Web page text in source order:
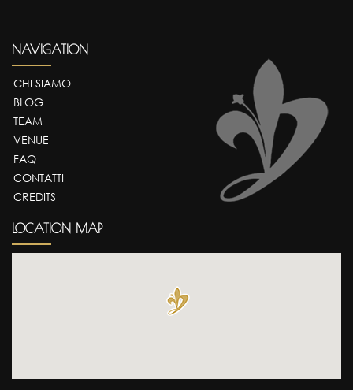
NAVIGATION
CHI SIAMO
BLOG
TEAM
VENUE
FAQ
CONTATTI
CREDITS
LOCATION MAP